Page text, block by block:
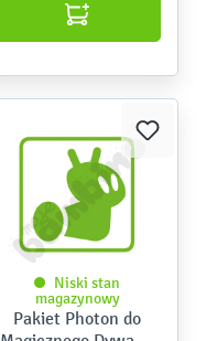
Niski stan
magazynowy
Pakiet Photon do